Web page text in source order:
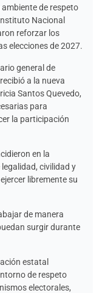
de respeto
Nacional
reforzar los
elecciones de 2027.
general de
a la nueva
Santos Quevedo,
para
la participación
en la
civilidad y
libremente su
de manera
surgir durante
estatal
de respeto
electorales,